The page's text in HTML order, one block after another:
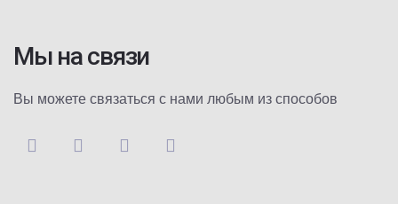
Мы на связи
Вы можете связаться с нами любым из способов